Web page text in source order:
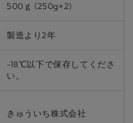
500ｇ (250g×2)
製造より2年
-18℃以下で保存してくださ
い。
きゅういち株式会社